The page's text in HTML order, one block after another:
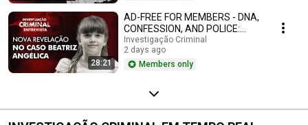
28:21
AD-FREE FOR MEMBERS - DNA,
CONFESSION, AND POLICE:
WHAT REALLY HAPPENED? -
BEATRIZ ANGÉLICA CASE
Investigação Criminal
2 days ago
Members only